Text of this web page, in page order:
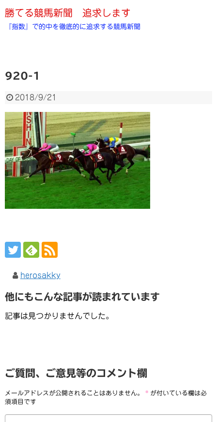
勝てる競馬新聞 追求します
『指数』で的中を徹底的に追求する競馬新聞
920-1
2018/9/21
herosakky
他にもこんな記事が読まれています
記事は見つかりませんでした。
ご質問、ご意見等のコメント欄
メールアドレスが公開されることはありません。 * が付いている欄は必
須項目です